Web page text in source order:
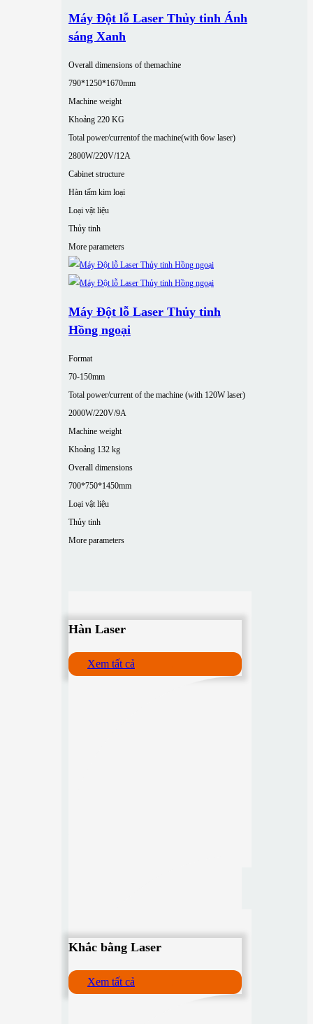
Máy Đột lỗ Laser Thủy tinh Ánh
sáng Xanh
Overall dimensions of themachine
790*1250*1670mm
Machine weight
Khoảng 220 KG
Total power/currentof the machine(with 6ow laser)
2800W/220V/12A
Cabinet structure
Hàn tấm kim loại
Loại vật liệu
Thủy tinh
More parameters
Máy Đột lỗ Laser Thủy tinh
Hồng ngoại
Format
70-150mm
Total power/current of the machine (with 120W laser)
2000W/220V/9A
Machine weight
Khoảng 132 kg
Overall dimensions
700*750*1450mm
Loại vật liệu
Thủy tinh
More parameters
Hàn Laser
Xem tất cả
Khắc bằng Laser
Xem tất cả